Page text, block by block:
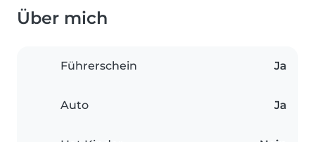
Über mich
Führerschein Ja
Auto Ja